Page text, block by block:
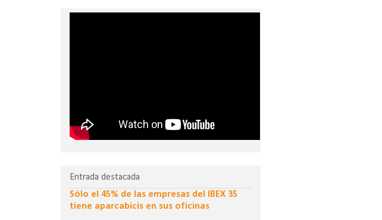
Entrada destacada
Sólo el 45% de las empresas del IBEX 35
tiene aparcabicis en sus oficinas